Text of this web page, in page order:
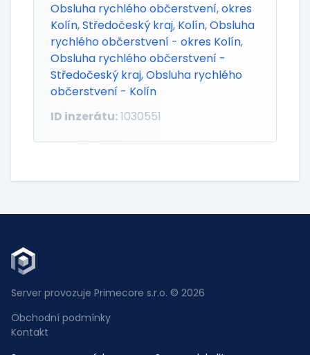
Obsluha rychlého občerstvení,okres
Kolín,Středočeský kraj, Kolín,Obsluha
rychlého občerstvení - okres Kolín,
Obsluha rychlého občerstvení -
Středočeský kraj,Obsluha rychlého
občerstvení - Kolín
ID inzerátu:1030551
Server provozuje Primecore s.r.o. © 2026
Obchodní podmínky
Kontakt